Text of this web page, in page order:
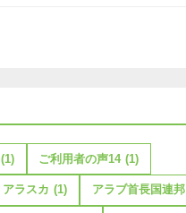
(1) ご利用者の声14 (1)
アラスカ (1) アラブ首長国連邦